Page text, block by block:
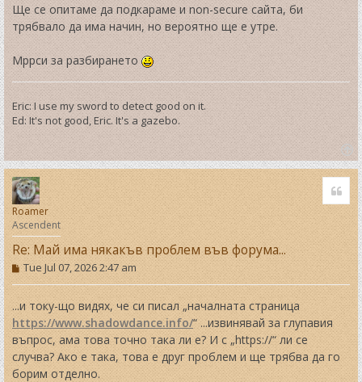
Ще се опитаме да подкараме и non-secure сайта, би
трябвало да има начин, но вероятно ще е утре.
Мррси за разбирането
Eric: I use my sword to detect good on it.
Ed: It's not good, Eric. It's a gazebo.
T
o
p
Roamer
Ascendent
Re: Май има някакъв проблем във форума...
P
o
s
t
Tue Jul 07, 2026 2:47 am
...и току-що видях, че си писал „началната страница
https://www.shadowdance.info/“ ...извинявай за глупавия
въпрос, ама това точно така ли е? И с „https://“ ли се
случва? Ако е така, това е друг проблем и ще трябва да го
борим отделно.